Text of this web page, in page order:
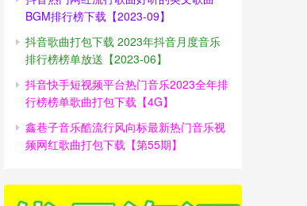
BGM排行榜下载【2023-09】
抖音歌曲打包下载 2023年抖音月度音乐
排行榜榜单放送【2023-06】
抖音快手短视频平台热门音乐2023全年排
行榜榜单歌曲打包下载【4G】
鑫巷子音乐酷流行风向标最新热门音乐视
频网红歌曲打包下载【第55期】